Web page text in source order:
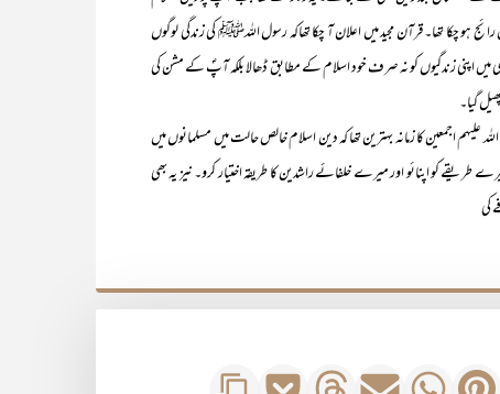
ہو چکا تھا۔ قرآن مجید میں اعلان آ چکا تھاکہ رسول اللہﷺ کی زندگی لوگوں
زندگیوں کو نہ صرف خود اسلام کے مطابق ڈھالا بلکہ آپؐ کے مشن کی
گیا۔
کا زمانہ بہترین تھا کہ دین اسلام خالص حالت میں مسلمانوں میں
طریقے کو اپنائو اور میرے خلفائے راشدین کا طریقہ اختیار کرو۔ نیز یہ بھی
کی